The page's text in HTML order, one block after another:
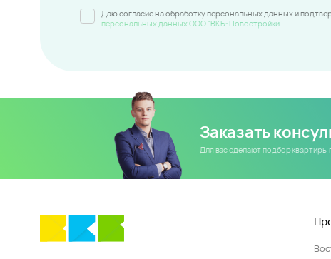
Даю согласие на обработку персональных данных и
персональных данных ООО "ВКБ-Новостройки
Заказать
Для вас сделают подбор